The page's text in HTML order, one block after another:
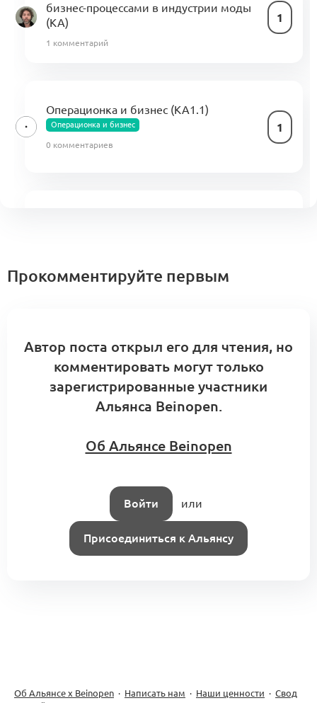
бизнес-процессами в индустрии моды
(KA)
1
1 комментарий
Операционка и бизнес (КА1.1)
Операционка и бизнес 1
0 комментариев
сборки
0
Меморандум о кооперации 5 комментариев
Роли, ответственность и права решения
(KA5.1) Ритейл и продажи
Роли бренда и фабрики
Прокомментируйте первым
Автор поста открыл его для чтения, но
комментировать могут только
зарегистрированные участники
Альянса Beinopen.
Об Альянсе Beinopen
Войти или
Присоединиться к Альянсу
Об Альянсе х Beinopen · Написать нам · Наши ценности · Свод